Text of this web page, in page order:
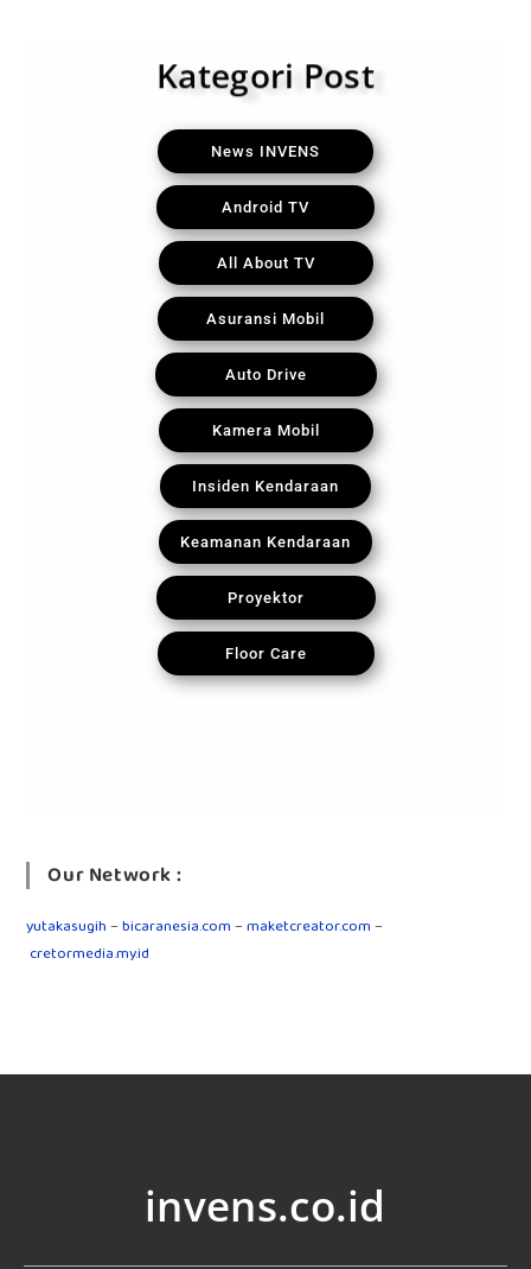
Kategori Post
News INVENS
Android TV
All About TV
Asuransi Mobil
Auto Drive
Kamera Mobil
Insiden Kendaraan
Keamanan Kendaraan
Proyektor
Floor Care
Our Network :
yutakasugih–bicaranesia.com–maketcreator.com–
cretormedia.my.id
invens.co.id